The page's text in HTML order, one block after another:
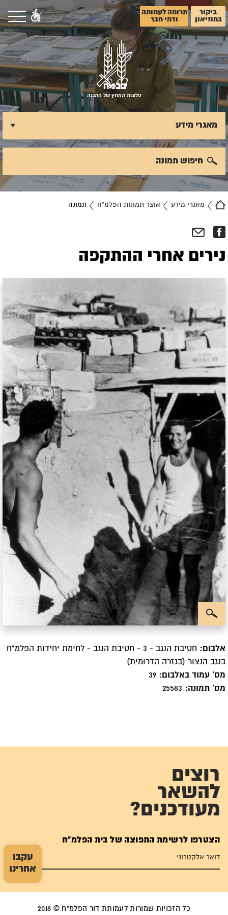
עקבו
אחרינו
ביקור
במוזיאון
תרומה לעמותה
ודמי חבר
פלוגות המחץ של ההגנה
מאגרי מידע אוצר תמונות הפלמ"ח תמונה
מאגרי מידע
חיפוש תמונה
נירים אחרי ההתקפה
אלבום:
חטיבת הנגב - 3 - חטיבת הנגב - לחימת יחידות הפלמ"ח
בנגב הנצור (בגזרה הדרומית)
מס' עמוד באלבום:
מס' תמונה:
רוצים
להשאר
מעודכנים?
הצטרפו לרשימת התפוצה של בית הפלמ"ח
כל הזכויות שמורות לעמותת דור הפלמ"ח © 2018